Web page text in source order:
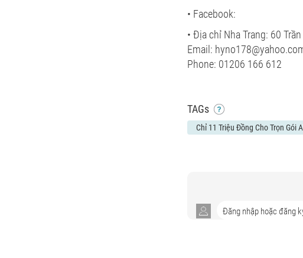
• Facebook:
• Địa chỉ Nha Trang: 60
Email:
Phone: 01206 166 612
TAGs
Chỉ 11 Triệu Đồng Cho Trọn Gói